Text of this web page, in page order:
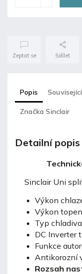
Zeptat se Sdílet
Popis
Značka Sinclair
Detailní
Sinclair Uni
Výkon
Výkon
Typ chladiva
DC Inverter
Funkce
Antikorozní
Rozsah